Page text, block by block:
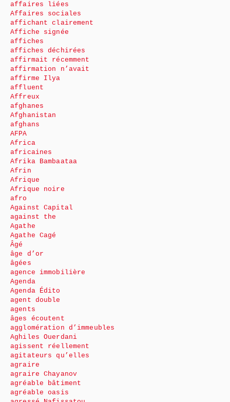
affaires liées
Affaires sociales
affichant clairement
Affiche signée
affiches
affiches déchirées
affirmait récemment
affirmation n’avait
affirme Ilya
affluent
Affreux
afghanes
Afghanistan
afghans
AFPA
Africa
africaines
Afrika Bambaataa
Afrin
Afrique
Afrique noire
afro
Against Capital
against the
Agathe
Agathe Cagé
Âgé
âge d’or
âgées
agence immobilière
Agenda
Agenda Édito
agent double
agents
âges écoutent
agglomération d’immeubles
Aghiles Ouerdani
agissent réellement
agitateurs qu’elles
agraire
agraire Chayanov
agréable bâtiment
agréable oasis